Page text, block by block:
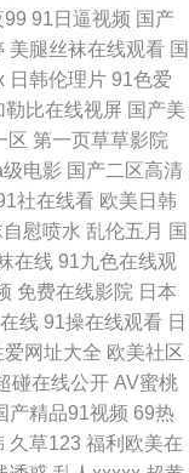
99 91日逼视频 国产
美腿丝袜在线观看 国
日韩伦理片 91色爱
勒比在线视屏 国产美
区 第一页草草影院
级电影 国产二区高清
社在线看 欧美日韩
慰喷水 乱伦五月 国
在线 91九色在线观
免费在线影院 日本
线 91操在线观看 日
爱网址大全 欧美社区
碰在线公开 AV蜜桃
产精品91视频 69热
久草123 福利欧美在